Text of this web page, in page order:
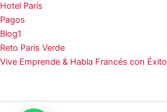
Hotel París
Pagos
Blog1
Reto Paris Verde
Vive Emprende & Habla Francés con Éxito